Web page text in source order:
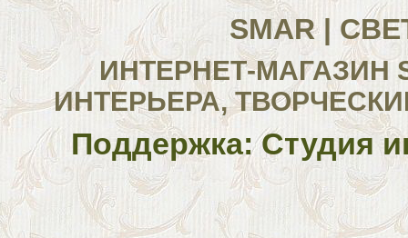
SMAR |
ИНТЕРНЕТ-МАГАЗИН
ИНТЕРЬЕРА,
Поддержка: Студия